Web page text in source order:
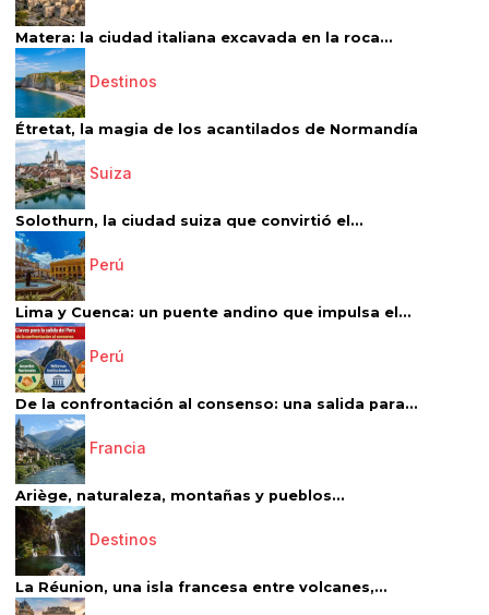
Matera: la ciudad italiana excavada en la roca...
Destinos
Étretat, la magia de los acantilados de Normandía
Suiza
Solothurn, la ciudad suiza que convirtió el...
Perú
Lima y Cuenca: un puente andino que impulsa el...
Perú
De la confrontación al consenso: una salida para...
Francia
Ariège, naturaleza, montañas y pueblos...
Destinos
La Réunion, una isla francesa entre volcanes,...